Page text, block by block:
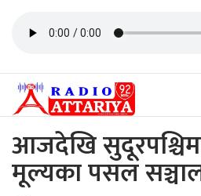
आजदेखि
मूल्यका पसल